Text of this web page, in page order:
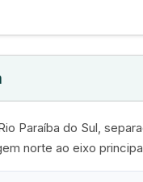
Paraíba do Sul,
norte ao eixo